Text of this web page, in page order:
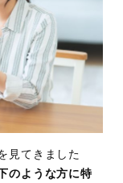
見てきました
のような方に特